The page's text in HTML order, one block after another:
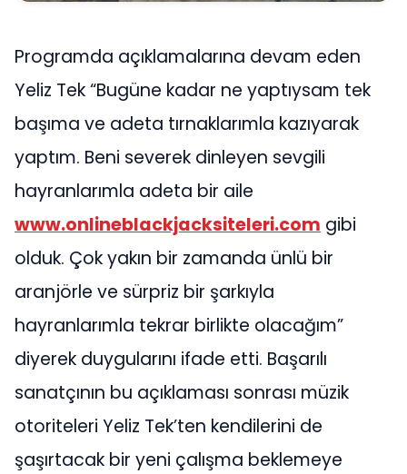
Programda açıklamalarına devam eden
Yeliz Tek “Bugüne kadar ne yaptıysam tek
başıma ve adeta tırnaklarımla kazıyarak
yaptım. Beni severek dinleyen sevgili
hayranlarımla adeta bir aile
www.onlineblackjacksiteleri.com gibi
olduk. Çok yakın bir zamanda ünlü bir
aranjörle ve sürpriz bir şarkıyla
hayranlarımla tekrar birlikte olacağım”
diyerek duygularını ifade etti. Başarılı
sanatçının bu açıklaması sonrası müzik
otoriteleri Yeliz Tek’ten kendilerini de
şaşırtacak bir yeni çalışma beklemeye